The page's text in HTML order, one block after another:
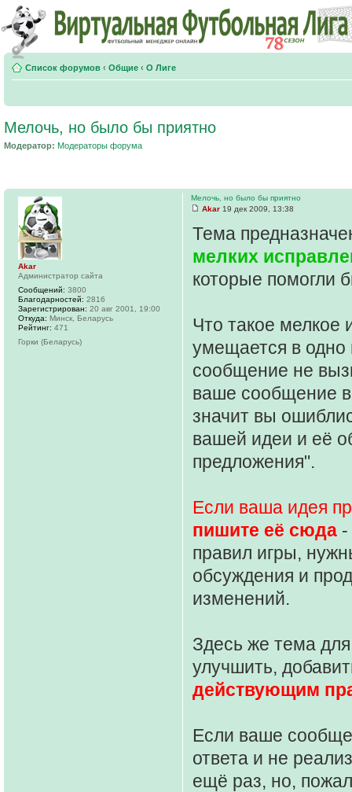
Список форумов ‹ Общие ‹ О Лиге
Мелочь, но было бы приятно
Модератор: Модераторы форума
Мелочь, но было бы приятно
Akar 19 дек 2009, 13:38
Тема
мелких
которые помогли
Что такое мелкое
умещается в
сообщение не
ваше сообщение
значит вы
вашей идеи и её
предложения".
Если ваша идея
пишите её сюда
правил игры,
обсуждения и
изменений.
Здесь же тема
улучшить,
действующим
Если ваше
ответа и не
ещё раз, но,
Akar
Администратор сайта
Сообщений: 3800
Благодарностей: 2816
Зарегистрирован: 20 авг 2001, 19:00
Откуда: Минск, Беларусь
Рейтинг: 471
Горки (Беларусь)